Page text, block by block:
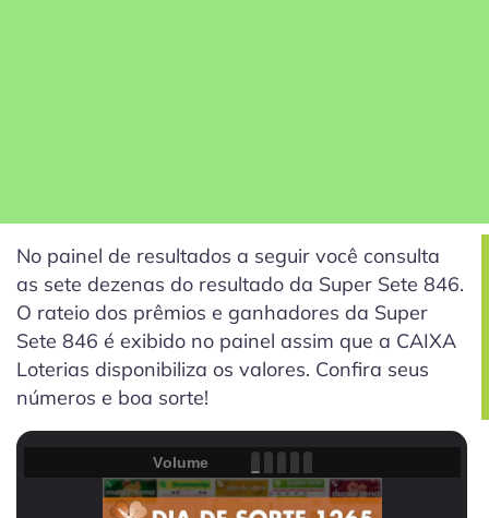
No painel de resultados a seguir você consulta
as sete dezenas do resultado da Super Sete 846.
O rateio dos prêmios e ganhadores da Super
Sete 846 é exibido no painel assim que a CAIXA
Loterias disponibiliza os valores. Confira seus
números e boa sorte!
Volume